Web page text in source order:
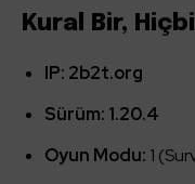
Kural Bir,
IP: 2b2t.org
Sürüm: 1.20.4
Oyun Modu: 1